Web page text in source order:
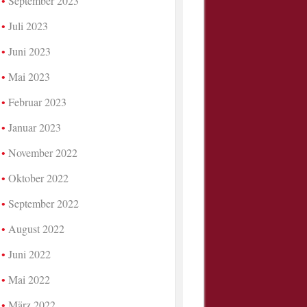
Juli 2023
Juni 2023
Mai 2023
Februar 2023
Januar 2023
November 2022
Oktober 2022
September 2022
August 2022
Juni 2022
Mai 2022